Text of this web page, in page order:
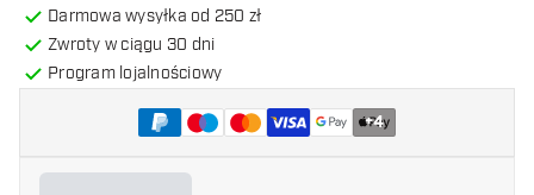
Darmowa wysyłka od 250 zł
Zwroty w ciągu 30 dni
Program lojalnościowy
+4